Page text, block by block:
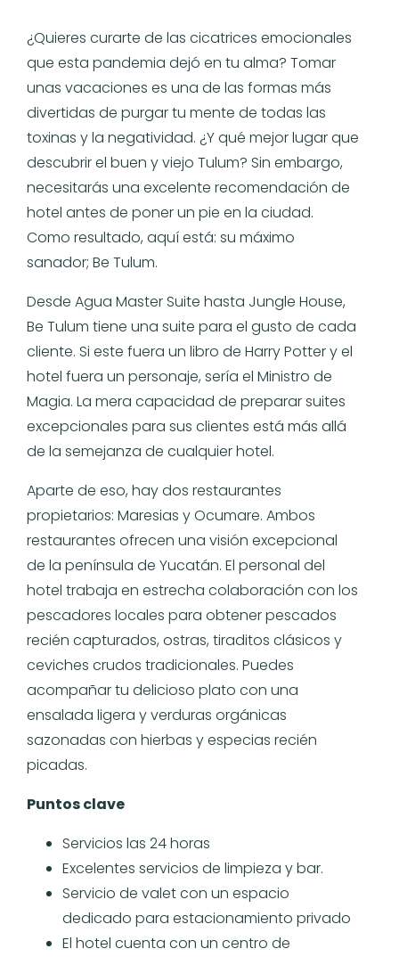
¿Quieres curarte de las cicatrices emocionales
que esta pandemia dejó en tu alma? Tomar
unas vacaciones es una de las formas más
divertidas de purgar tu mente de todas las
toxinas y la negatividad. ¿Y qué mejor lugar que
descubrir el buen y viejo Tulum? Sin embargo,
necesitarás una excelente recomendación de
hotel antes de poner un pie en la ciudad.
Como resultado, aquí está: su máximo
sanador; Be Tulum.
Desde Agua Master Suite hasta Jungle House,
Be Tulum tiene una suite para el gusto de cada
cliente. Si este fuera un libro de Harry Potter y el
hotel fuera un personaje, sería el Ministro de
Magia. La mera capacidad de preparar suites
excepcionales para sus clientes está más allá
de la semejanza de cualquier hotel.
Aparte de eso, hay dos restaurantes
propietarios: Maresias y Ocumare. Ambos
restaurantes ofrecen una visión excepcional
de la península de Yucatán. El personal del
hotel trabaja en estrecha colaboración con los
pescadores locales para obtener pescados
recién capturados, ostras, tiraditos clásicos y
ceviches crudos tradicionales. Puedes
acompañar tu delicioso plato con una
ensalada ligera y verduras orgánicas
sazonadas con hierbas y especias recién
picadas.
Puntos clave
Servicios las 24 horas
Excelentes servicios de limpieza y bar.
Servicio de valet con un espacio
dedicado para estacionamiento privado
El hotel cuenta con un centro de